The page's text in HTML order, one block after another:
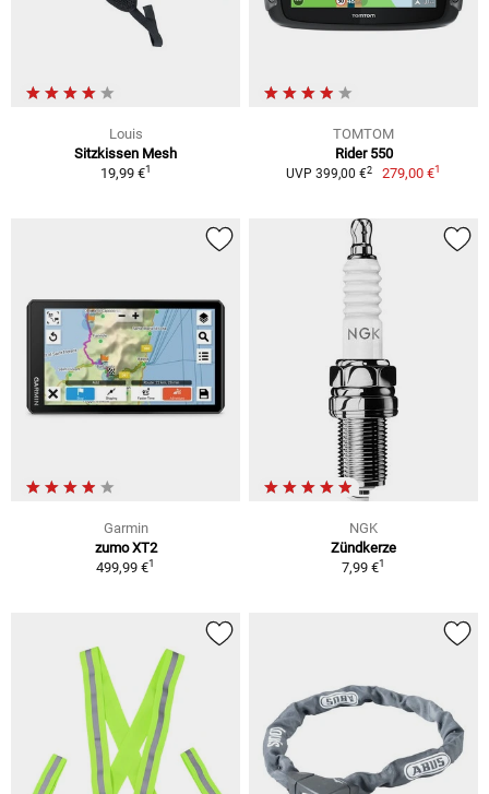
Louis
Sitzkissen Mesh
19,99 €1
TOMTOM
Rider 550
UVP 399,00 €2 279,00 €1
Garmin
zumo XT2
499,99 €1
NGK
Zündkerze
7,99 €1